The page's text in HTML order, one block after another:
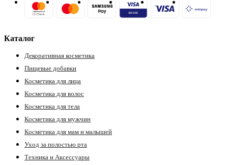
Каталог
Декоративная косметика
Пищевые добавки
Косметика для лица
Косметика для волос
Косметика для тела
Косметика для мужчин
Косметика для мам и малышей
Уход за полостью рта
Техника и Аксессуары